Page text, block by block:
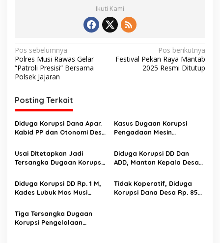
Ikuti Kami
N
a
v
i
g
a
s
i
p
s
Pos sebelumnya
Polres Musi Rawas Gelar
“Patroli Presisi” Bersama
Polsek Jajaran
Pos berikutnya
Festival Pekan Raya Mantab
2025 Resmi Ditutup
Posting Terkait
Diduga Korupsi Dana Apar.
Kabid PP dan Otonomi Desa
Kabupaten Musi Rawas
Utara Dan Direktur CV
Sugih Jaya Lestari Pakai
Kasus Dugaan Korupsi
Pengadaan Mesin
(Apar)Naik Ke Tahap
Penyidikan
Usai Ditetapkan Jadi
Tersangka Dugaan Korupsi
Suka Menang Dilimpahkan
Ke Kejari Lubuk Linggau
Diduga Korupsi DD Dan
ADD, Mantan Kepala Desa
Utara Ditahan Polres Musi
Rawas Utara
Diduga Korupsi DD Rp. 1 M,
Kades Lubuk Mas Musi
Kejaksaan Negeri
Lubuklinggau‎
Tidak Koperatif, Diduga
Korupsi Dana Desa Rp. 856
Tiga Tersangka Dugaan
Korupsi Pengelolaan